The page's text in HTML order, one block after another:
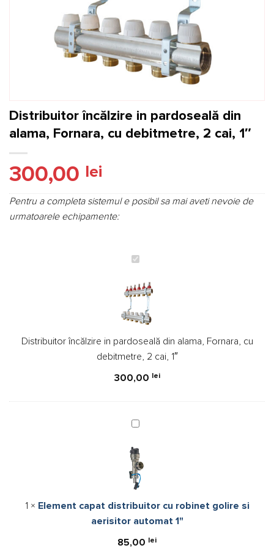
Distribuitor încălzire in pardoseală din
alama, Fornara, cu debitmetre, 2 cai, 1″
300,00 lei
Pentru a completa sistemul e posibil sa mai aveti nevoie de
urmatoarele echipamente:
Distribuitor
in
pardoseală
din
Fornara,
cu
debitmetre,
cai,
Distribuitor încălzire in pardoseală din alama, Fornara, cu
debitmetre, 2 cai, 1″
300,00 lei
Element
distribuitor
cu
robinet
si
aerisitor
automat
1 × Element capat distribuitor cu robinet golire si
aerisitor automat 1"
85,00 lei